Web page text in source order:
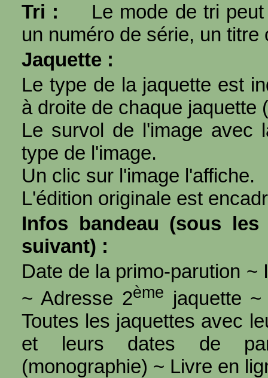
Tri :
Le mode de tri
un numéro de série, un titre
Jaquette :
Le type de la jaquette est
à droite de chaque jaquette (
Le survol de l'image avec
type de l'image.
Un clic sur l'image l'affiche.
L'édition originale est
Infos bandeau (sous
suivant) :
Date de la primo-parution ~
~ Adresse 2ème jaquette
Toutes les jaquettes avec
et leurs dates de
(monographie) ~ Livre en